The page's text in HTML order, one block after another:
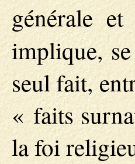
générale
implique,
seul fait,
« faits
la foi